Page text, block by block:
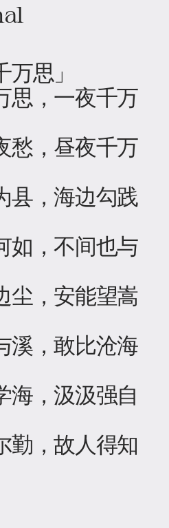
万思」
思，一夜千万
愁，昼夜千万
县，海边勾践
如，不间也与
尘，安能望嵩
溪，敢比沧海
海，汲汲强自
勤，故人得知